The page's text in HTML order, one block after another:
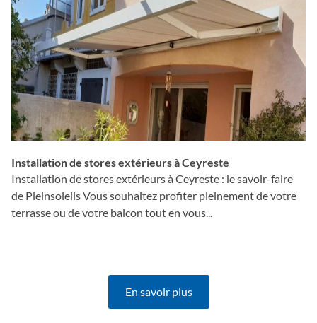
Installation de stores extérieurs à Ceyreste
Installation de stores extérieurs à Ceyreste : le savoir-faire
de Pleinsoleils Vous souhaitez profiter pleinement de votre
terrasse ou de votre balcon tout en vous...
En savoir plus